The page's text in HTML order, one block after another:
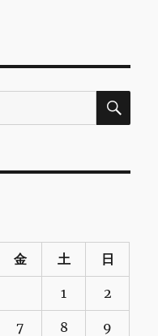
検
金 土 日
1 2
7 8 9